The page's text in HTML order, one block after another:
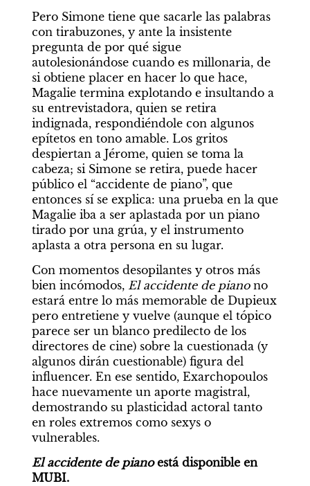
Pero Simone tiene que sacarle las palabras
con tirabuzones, y ante la insistente
pregunta de por qué sigue
autolesionándose cuando es millonaria, de
si obtiene placer en hacer lo que hace,
Magalie termina explotando e insultando a
su entrevistadora, quien se retira
indignada, respondiéndole con algunos
epítetos en tono amable. Los gritos
despiertan a Jérome, quien se toma la
cabeza; si Simone se retira, puede hacer
público el “accidente de piano”, que
entonces sí se explica: una prueba en la que
Magalie iba a ser aplastada por un piano
tirado por una grúa, y el instrumento
aplasta a otra persona en su lugar.
Con momentos desopilantes y otros más
bien incómodos, El accidente de piano no
estará entre lo más memorable de Dupieux
pero entretiene y vuelve (aunque el tópico
parece ser un blanco predilecto de los
directores de cine) sobre la cuestionada (y
algunos dirán cuestionable) figura del
influencer. En ese sentido, Exarchopoulos
hace nuevamente un aporte magistral,
demostrando su plasticidad actoral tanto
en roles extremos como sexys o
vulnerables.
El accidente de piano está disponible en
MUBI.